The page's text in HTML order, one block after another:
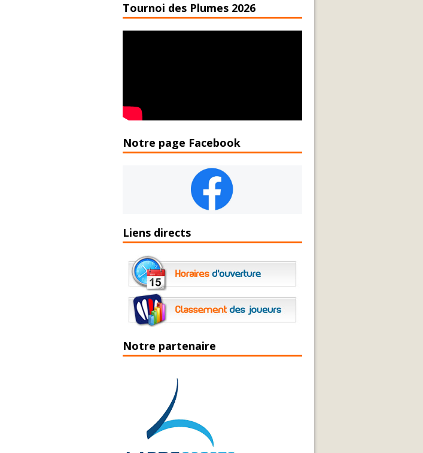
Tournoi des Plumes 2026
Notre page Facebook
Liens directs
Notre partenaire